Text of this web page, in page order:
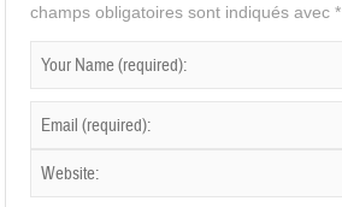
champs obligatoires sont indiqués avec*